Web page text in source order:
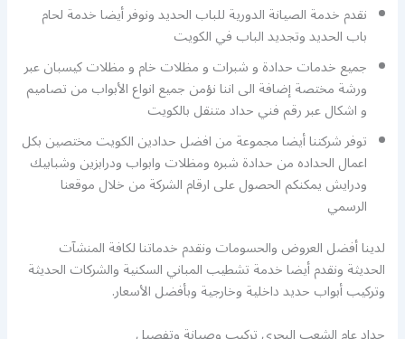
نقدم خدمة الصيانة الدورية للباب الحديد ونوفر أيضا خدمة لحام
باب الحديد وتجديد الباب في الكويت
جميع خدمات حدادة و شبرات و مظلات خام و مظلات كيسبان عبر
ورشة مختصة إضافة الى اننا نؤمن جميع انواع الأبواب من تصاميم
و اشكال عبر رقم فني حداد متنقل بالكويت
توفر شركتنا أيضا مجموعة من افضل حدادين الكويت مختصين بكل
اعمال الحداده من حدادة شبره ومظلات وابواب ودرابزين وشبابيك
ودرايش يمكنكم الحصول على ارقام الشركة من خلال موقعنا
الرسمي
لدينا أفضل العروض والحسومات ونقدم خدماتنا لكافة المنشآت
الحديثة ونقدم أيضا خدمة تشطيب المباني السكنية والشركات الحديثة
وتركيب أبواب حديد داخلية وخارجية وبأفضل الأسعار.